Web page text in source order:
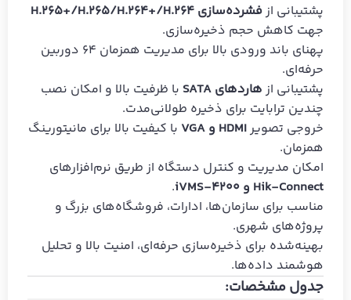
پشتیبانی ازفشرده‌سازی H.265+/H.265/H.264+/H.264
جهت کاهش حجم ذخیره‌سازی.
پهنای باند ورودی بالا برای مدیریت همزمان 64 دوربین
حرفه‌ای.
پشتیبانی از هاردهای SATA
با ظرفیت بالا و امکان نصب
چندین ترابایت برای ذخیره طولانی‌مدت.
خروجی تصویرHDMI و VGA
با کیفیت بالا برای مانیتورینگ
همزمان.
امکان مدیریت و کنترل دستگاه از طریق نرم‌افزارهای
Hik-Connect و iVMS-4200
.
مناسب برای سازمان‌ها، ادارات، فروشگاه‌های بزرگ و
پروژه‌های شهری.
بهینه‌شده برای ذخیره‌سازی حرفه‌ای، امنیت بالا و تحلیل
هوشمند داده‌ها.
جدول مشخصات: